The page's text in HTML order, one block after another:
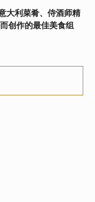
大利菜肴、侍酒师精
创作的最佳美食组